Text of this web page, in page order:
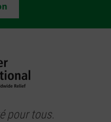
pour tous.